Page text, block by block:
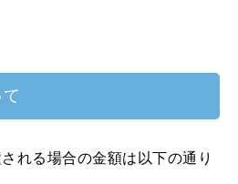
れる場合の金額は以下の通り